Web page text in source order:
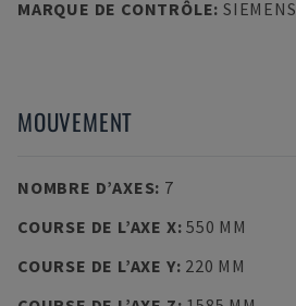
MARQUE DE CONTRÔLE: SIEMENS
MOUVEMENT
NOMBRE D’AXES: 7
COURSE DE L’AXE X:550 MM
COURSE DE L’AXE Y: 220 MM